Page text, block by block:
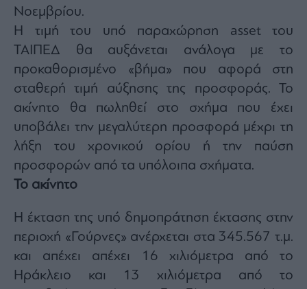
our
Terms
Privacy
You
can
out
at
any
This
site
protected
reCAPTCHA
the
Google
Privacy
Policy
of
Service
Νοεμβρίου.
Η τιμή του υπό παραχώρηση asset του
ΤΑΙΠΕΔ θα αυξάνεται ανάλογα με το
προκαθορισμένο «βήμα» που αφορά στη
σταθερή τιμή αύξησης της προσφοράς. Το
ακίνητο θα πωληθεί στο σχήμα που έχει
υποβάλει την μεγαλύτερη προσφορά μέχρι τη
λήξη του χρονικού ορίου ή την παύση
προσφορών από τα υπόλοιπα σχήματα.
Το ακίνητο
Η έκταση της υπό δημοπράτηση έκτασης στην
περιοχή «Γούρνες» ανέρχεται στα 345.567 τ.μ.
και απέχει απέχει 16 χιλιόμετρα από το
Ηράκλειο και 13 χιλιόμετρα από το